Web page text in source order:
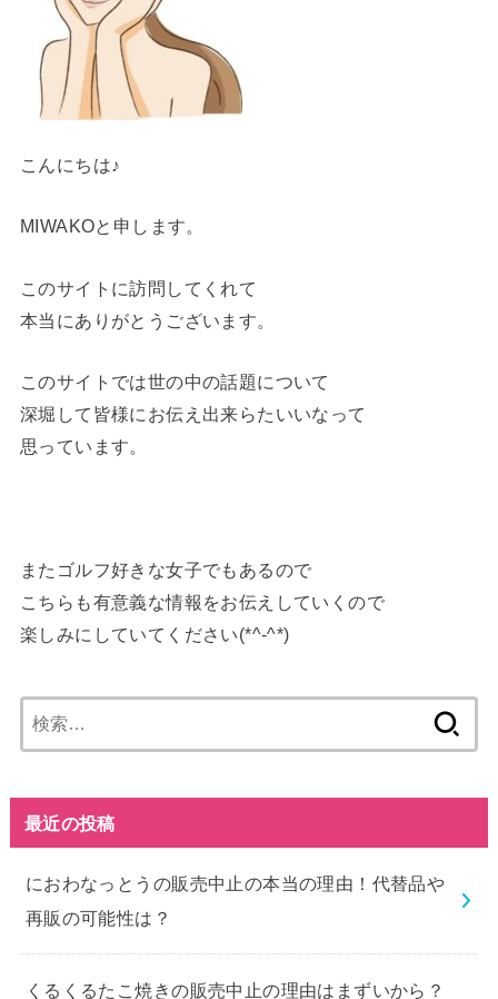
こんにちは♪
MIWAKOと申します。
このサイトに訪問してくれて
本当にありがとうございます。
このサイトでは世の中の話題について
深堀して皆様にお伝え出来らたいいなって
思っています。
またゴルフ好きな女子でもあるので
こちらも有意義な情報をお伝えしていくので
楽しみにしていてください(*^-^*)
索:
最近の投稿
におわなっとうの販売中止の本当の理由！代替品や
再販の可能性は？
くるくるたこ焼きの販売中止の理由はまずいから？